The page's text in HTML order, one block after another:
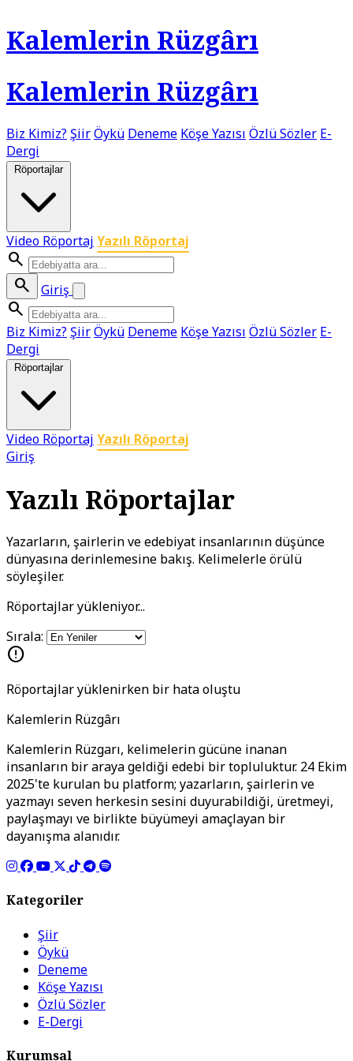
Kalemlerin Rüzgârı
Kalemlerin Rüzgârı
Biz Kimiz? ŞiirÖykü Deneme Köşe Yazısı Özlü Sözler E-
Dergi
Röportajlar
Video Röportaj Yazılı Röportaj
search
search
Giriş
search
Biz Kimiz? ŞiirÖykü Deneme Köşe Yazısı Özlü Sözler E-
Dergi
Röportajlar
Video Röportaj Yazılı Röportaj
Giriş
Yazılı Röportajlar
Yazarların, şairlerin ve edebiyat insanlarının düşünce
dünyasına derinlemesine bakış. Kelimelerle örülü
söyleşiler.
Röportajlar yükleniyor...
Sırala:
error
Röportajlar yüklenirken bir hata oluştu
Kalemlerin Rüzgârı
Kalemlerin Rüzgarı, kelimelerin gücüne inanan
insanların bir araya geldiği edebi bir topluluktur. 24 Ekim
2025'te kurulan bu platform; yazarların, şairlerin ve
yazmayı seven herkesin sesini duyurabildiği, üretmeyi,
paylaşmayı ve birlikte büyümeyi amaçlayan bir
dayanışma alanıdır.
Kategoriler
Şiir
Öykü
Deneme
Köşe Yazısı
Özlü Sözler
E-Dergi
Kurumsal